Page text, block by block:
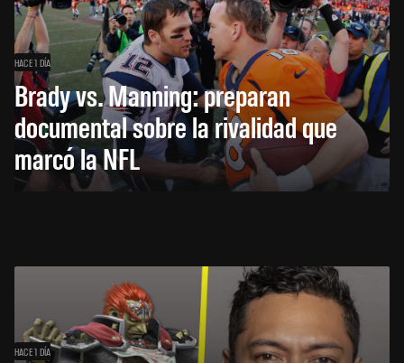
HACE 1 DÍA
Brady vs. Manning: preparan
documental sobre la rivalidad que
marcó la NFL
HACE 1 DÍA